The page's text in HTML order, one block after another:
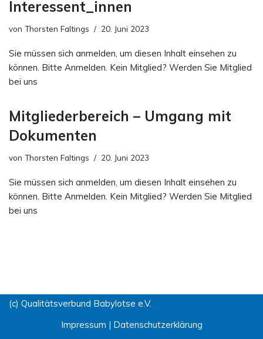
Interessent_innen
von Thorsten Faltings 20. Juni 2023
Sie müssen sich anmelden, um diesen Inhalt einsehen zu
können. Bitte Anmelden. Kein Mitglied? Werden Sie Mitglied
bei uns
Mitgliederbereich – Umgang mit
Dokumenten
von Thorsten Faltings 20. Juni 2023
Sie müssen sich anmelden, um diesen Inhalt einsehen zu
können. Bitte Anmelden. Kein Mitglied? Werden Sie Mitglied
bei uns
(c) Qualitätsverbund Babylotse e.V.
Impressum | Datenschutzerklärung